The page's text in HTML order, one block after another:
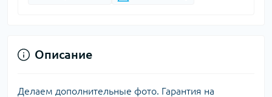
Описание
Делаем дополнительные фото. Гарантия на